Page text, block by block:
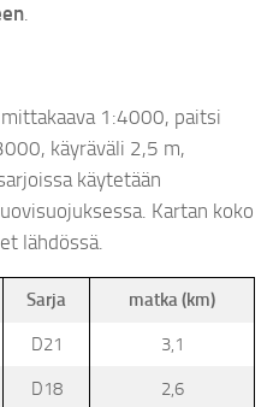
.
1:4000, paitsi
käyräväli 2,5 m,
käytetään
Kartan koko
lähdössä.
Sarja matka (km)
D21 3,1
D18 2,6